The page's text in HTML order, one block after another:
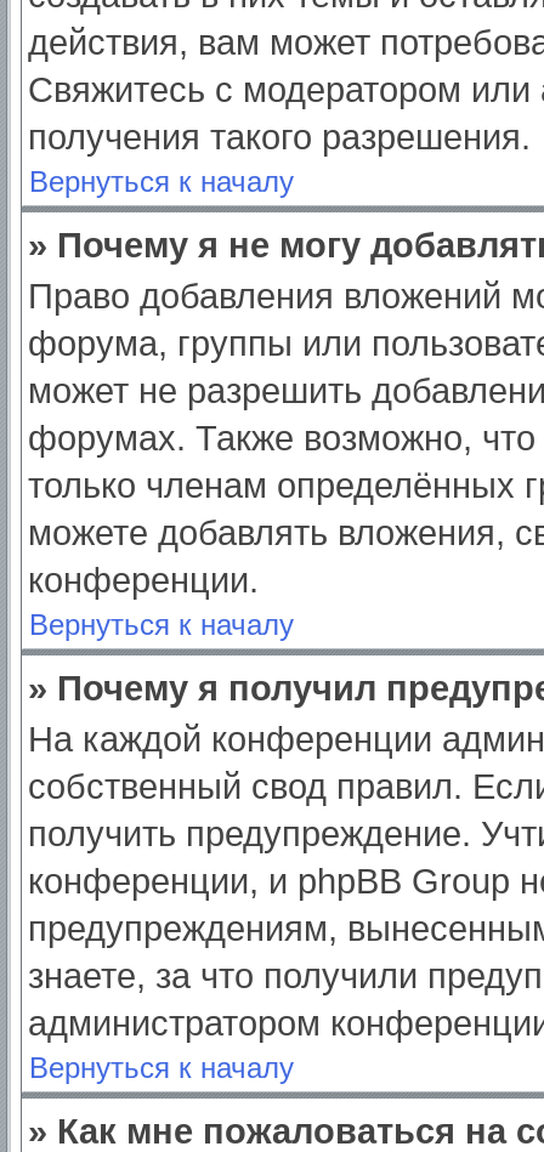
действия, вам может
Свяжитесь с модератором
получения такого разрешения.
Вернуться к началу
» Почему я не могу
Право добавления вложений
форума, группы или
может не разрешить
форумах. Также возможно,
только членам определённых
можете добавлять вложения,
конференции.
Вернуться к началу
» Почему я получил
На каждой конференции
собственный свод правил.
получить предупреждение.
конференции, и phpBB Group
предупреждениям,
знаете, за что получили
администратором
Вернуться к началу
» Как мне пожаловаться на